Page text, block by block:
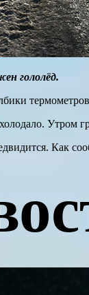
гололёд.
Утром
Как